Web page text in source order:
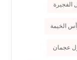
الفجيرة
الخيمة
عجمان